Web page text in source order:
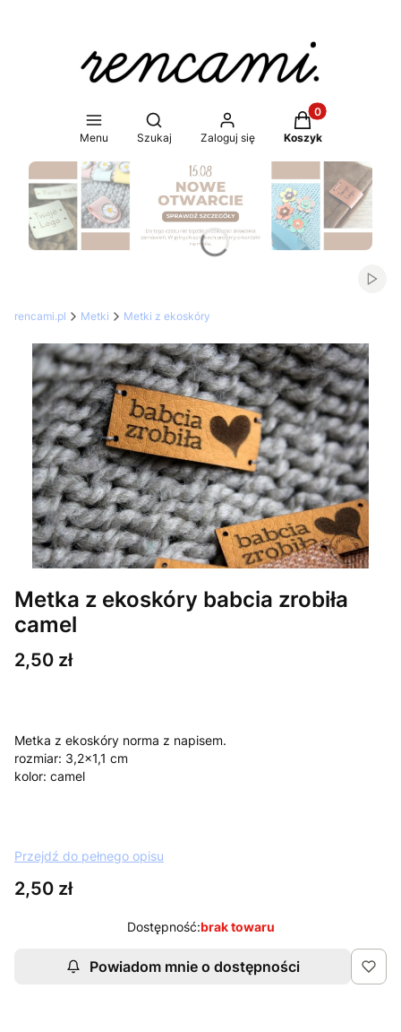
Menu
Otwórz wyszukiwarkę
Szukaj Zaloguj się
Produkty w
Koszyk
Naciśnij Enter lub spację, aby otworzyć stronę.
rencami.pl Metki Metki z ekoskóry
Metka z ekoskóry babcia zrobiła
camel
Cena
2,50 zł
Metka z ekoskóry norma z napisem.
rozmiar: 3,2x1,1 cm
kolor: camel
Przejdź do pełnego opisu
Cena
2,50 zł
Dostępność:brak towaru
Powiadom mnie o dostępności